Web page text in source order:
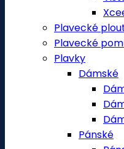
Plavecké
Plavecké
Plavky
Dámské
Pánské